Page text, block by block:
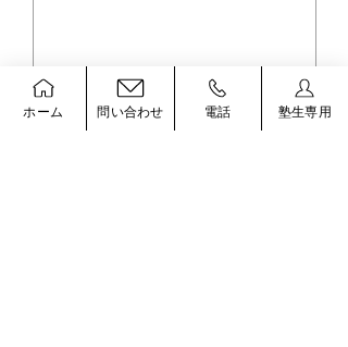
ホーム 問い合わせ 電話 塾生専用